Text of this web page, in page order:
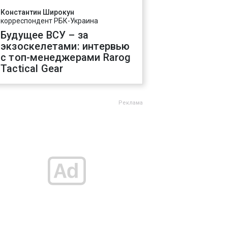
Константин Широкун
корреспондент РБК-Украина
Будущее ВСУ – за
экзоскелетами: интервью
с топ-менеджерами Rarog
Tactical Gear